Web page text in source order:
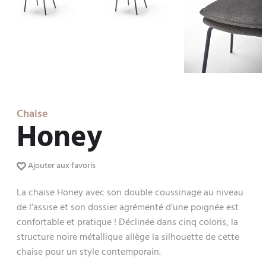
Chaise
Honey
Ajouter aux favoris
La chaise Honey avec son double coussinage au niveau
de l’assise et son dossier agrémenté d’une poignée est
confortable et pratique ! Déclinée dans cinq coloris, la
structure noire métallique allège la silhouette de cette
chaise pour un style contemporain.